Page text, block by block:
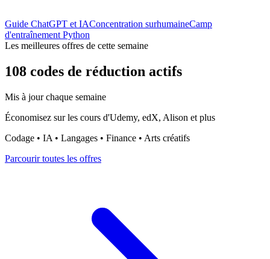
Guide ChatGPT et IAConcentration surhumaineCamp
d'entraînement Python
Les meilleures offres de cette semaine
108 codes de réduction actifs
Mis à jour chaque semaine
Économisez sur les cours d'Udemy, edX, Alison et plus
Codage • IA • Langages • Finance • Arts créatifs
Parcourir toutes les offres